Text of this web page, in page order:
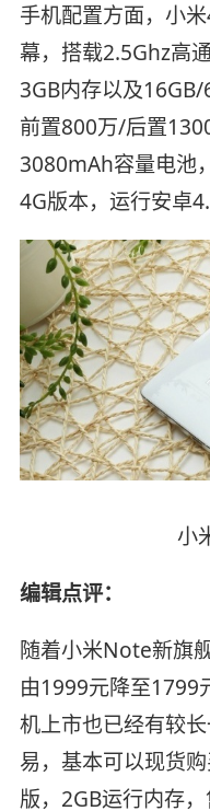
手机配置方面，小
幕，搭载2.5Ghz高
3GB内存以及
前置800万/后置
3080mAh容量电池
4G版本，运行安卓
小
编辑点评：
随着小米Note新旗
由1999元降至1799
机上市也已经有较
易，基本可以现货
版，2GB运行内存